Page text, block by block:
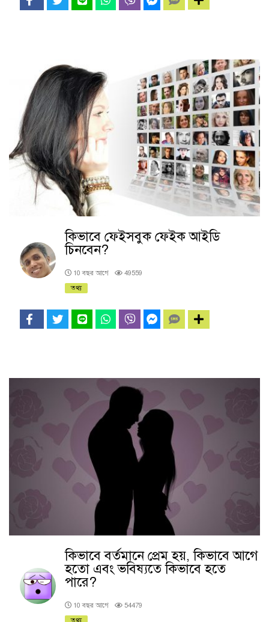
কিভাবে ফেইসবুক ফেইক আইডি
চিনবেন?
10 বছর আগে
49559
তথ্য
কিভাবে বর্তমানে প্রেম হয়, কিভাবে আগে
হতো এবং ভবিষ্যতে কিভাবে হতে
পারে?
10 বছর আগে
54479
তথ্য